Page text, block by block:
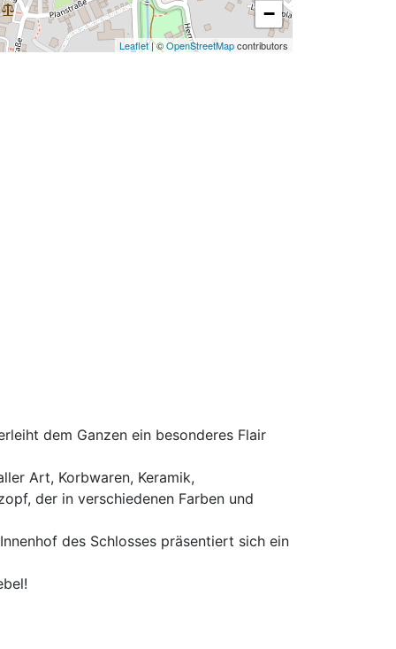
−
Leaflet| ©OpenStreetMapcontributors
dem Ganzen ein besonderes Flair
Art, Korbwaren, Keramik,
der in verschiedenen Farben und
des Schlosses präsentiert sich ein